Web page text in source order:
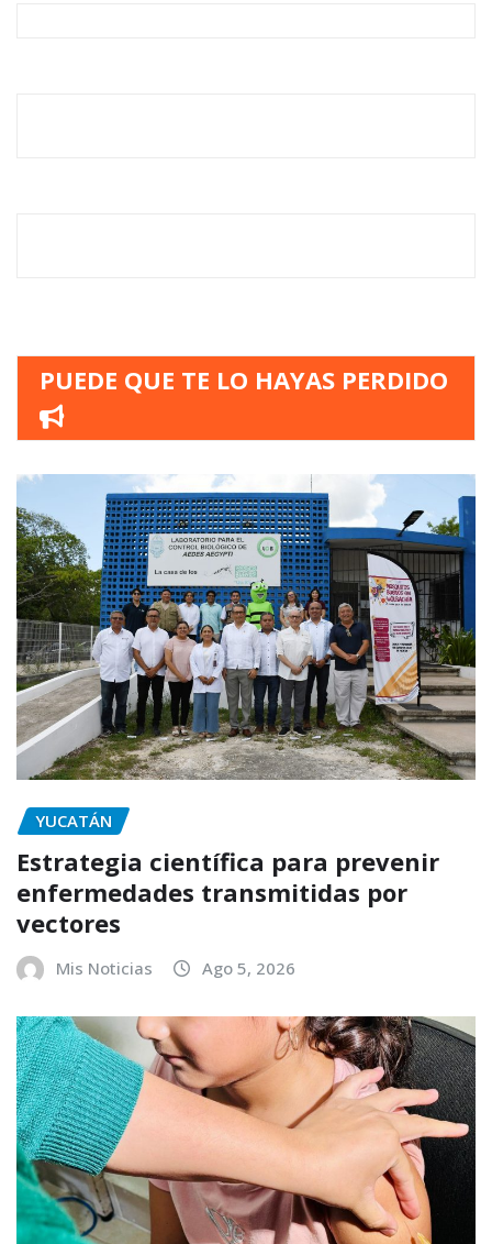
PUEDE QUE TE LO HAYAS PERDIDO
YUCATÁN
Estrategia científica para prevenir
enfermedades transmitidas por
vectores
Mis Noticias Ago 5, 2026